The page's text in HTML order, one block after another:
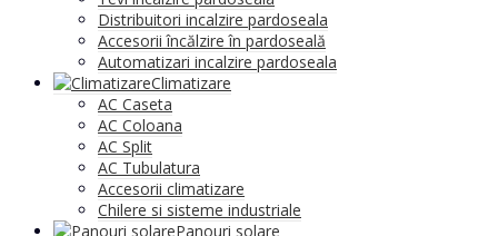
Distribuitori incalzire pardoseala
Accesorii încălzire în pardoseală
Automatizari incalzire pardoseala
Climatizare
AC Caseta
AC Coloana
AC Split
AC Tubulatura
Accesorii climatizare
Chilere si sisteme industriale
Panouri solare